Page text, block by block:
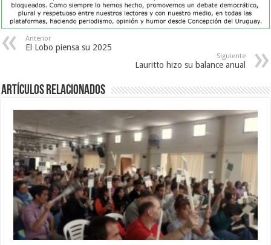
Anterior
El Lobo piensa su 2025
Siguiente
Lauritto hizo su balance anual
Artículos Relacionados